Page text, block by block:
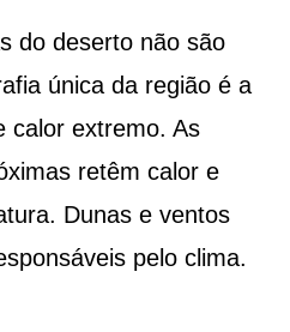
do deserto não são
única da região é a
calor extremo. As
retêm calor e
Dunas e ventos
pelo clima.